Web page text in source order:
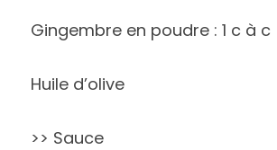
Gingembre en poudre : 1 c à c
Huile d’olive
>> Sauce